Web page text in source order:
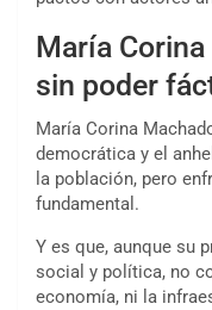
María
sin poder
María Corina
democrática y el
la población, pero
fundamental.
Y es que, aunque su
social y política, no
economía, ni la